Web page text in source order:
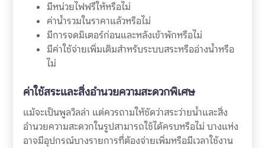
มีหน่วยไฟฟรีให้หรือไม่
ค่าน้ำรวมในราคาแล้วหรือไม่
มีการจดมิเตอร์ก่อนและหลังเข้าพักหรือไม่
มีค่าใช้จ่ายเพิ่มเติมสำหรับระบบสระหรืออ่างน้ำหรือ
ไม่
ค่าใช้สระและสิ่งอำนวยความสะดวกพิเศษ
แม้จะเป็นพูลวิลล่า แต่ควรถามให้ชัดว่าสระว่ายน้ำและสิ่ง
อำนวยความสะดวกในรูปสามารถใช้ได้ครบหรือไม่ บางแห่ง
อาจมีอุปกรณ์บางรายการที่ต้องจ่ายเพิ่มหรือมีเวลาใช้งาน